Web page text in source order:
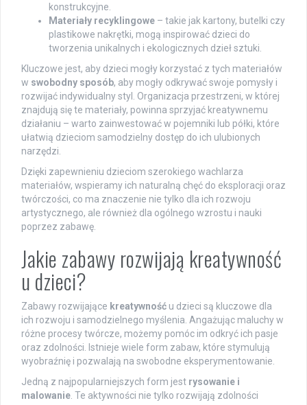
konstrukcyjne.
Materiały recyklingowe – takie jak kartony, butelki czy
plastikowe nakrętki, mogą inspirować dzieci do
tworzenia unikalnych i ekologicznych dzieł sztuki.
Kluczowe jest, aby dzieci mogły korzystać z tych materiałów
w swobodny sposób, aby mogły odkrywać swoje pomysły i
rozwijać indywidualny styl. Organizacja przestrzeni, w której
znajdują się te materiały, powinna sprzyjać kreatywnemu
działaniu – warto zainwestować w pojemniki lub półki, które
ułatwią dzieciom samodzielny dostęp do ich ulubionych
narzędzi.
Dzięki zapewnieniu dzieciom szerokiego wachlarza
materiałów, wspieramy ich naturalną chęć do eksploracji oraz
twórczości, co ma znaczenie nie tylko dla ich rozwoju
artystycznego, ale również dla ogólnego wzrostu i nauki
poprzez zabawę.
Jakie zabawy rozwijają kreatywność
u dzieci?
Zabawy rozwijające kreatywność u dzieci są kluczowe dla
ich rozwoju i samodzielnego myślenia. Angażując maluchy w
różne procesy twórcze, możemy pomóc im odkryć ich pasje
oraz zdolności. Istnieje wiele form zabaw, które stymulują
wyobraźnię i pozwalają na swobodne eksperymentowanie.
Jedną z najpopularniejszych form jest rysowanie i
malowanie. Te aktywności nie tylko rozwijają zdolności